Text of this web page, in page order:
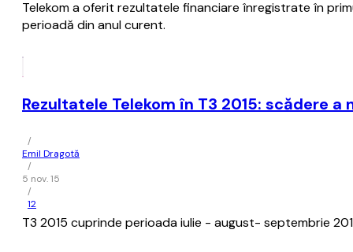
Telekom a oferit rezultatele financiare înregistrate în
perioadă din anul curent.
Rezultatele Telekom în T3 2015: scădere
/
Emil Dragotă
/
5 nov. 15
/
12
T3 2015 cuprinde perioada iulie - august- septembrie